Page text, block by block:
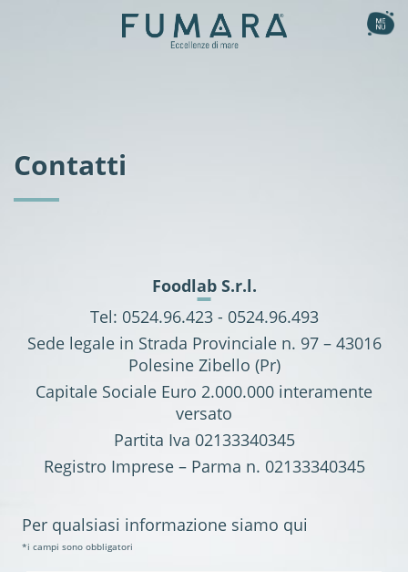
Al naturale
le ricette
benefici nutrizionali
Contatti
Foodlab S.r.l.
Tel: 0524.96.423 - 0524.96.493
Sede legale in Strada Provinciale n. 97 – 43016
Polesine Zibello (Pr)
Capitale Sociale Euro 2.000.000 interamente
versato
Partita Iva 02133340345
Registro Imprese – Parma n. 02133340345
Per qualsiasi informazione siamo qui
*i campi sono obbligatori